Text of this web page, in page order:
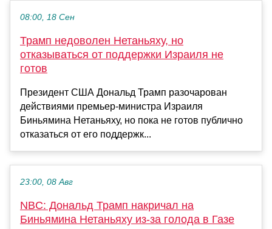
08:00, 18 Сен
Трамп недоволен Нетаньяху, но
отказываться от поддержки Израиля не
готов
Президент США Дональд Трамп разочарован
действиями премьер-министра Израиля
Биньямина Нетаньяху, но пока не готов публично
отказаться от его поддержк...
23:00, 08 Авг
NBC: Дональд Трамп накричал на
Биньямина Нетаньяху из-за голода в Газе